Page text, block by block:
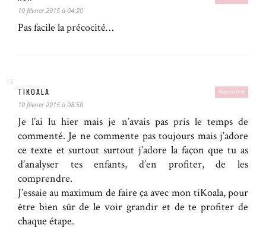
10 février 2015 à 04:20
Pas facile la précocité…
Répondre
TIKOALA
10 février 2015 à 08:50
Je l’ai lu hier mais je n’avais pas pris le temps de
commenté. Je ne commente pas toujours mais j’adore
ce texte et surtout surtout j’adore la façon que tu as
d’analyser tes enfants, d’en profiter, de les
comprendre.
J’essaie au maximum de faire ça avec mon tiKoala, pour
être bien sûr de le voir grandir et de te profiter de
chaque étape.